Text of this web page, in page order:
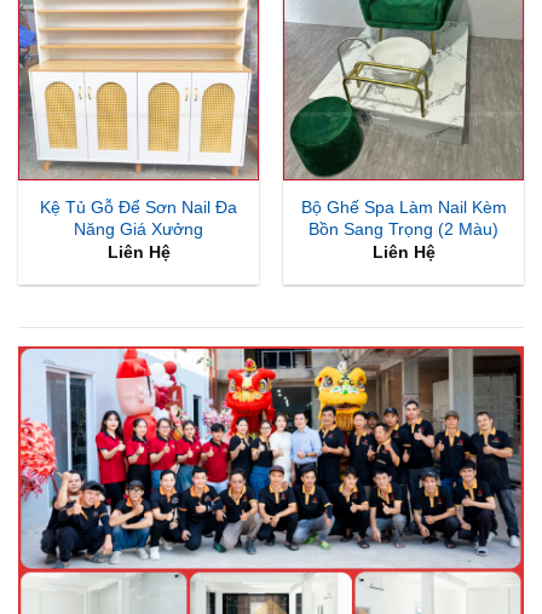
Kệ Tủ Gỗ Để Sơn Nail Đa
Năng Giá Xưởng
Liên Hệ
Bộ Ghế Spa Làm Nail Kèm
Bồn Sang Trọng (2 Màu)
Liên Hệ